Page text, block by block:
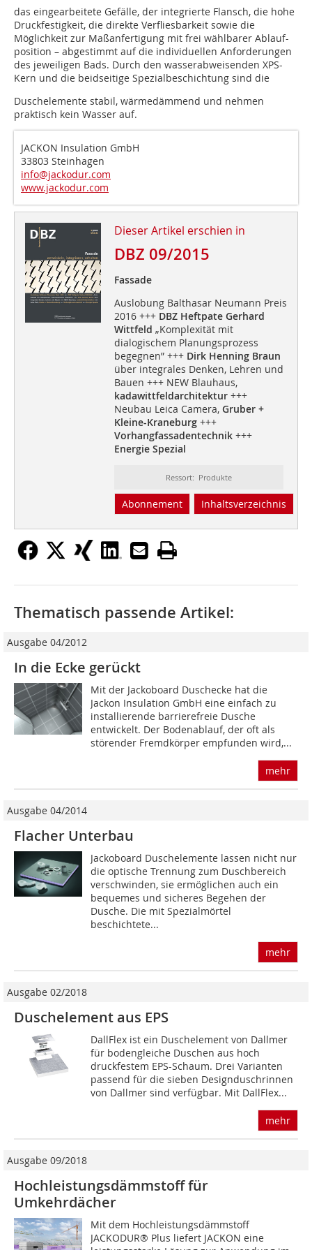
das eingearbeitete Gefälle, der integrierte Flansch, die hohe
Druckfestigkeit, die direkte Verfliesbarkeit sowie die
Möglichkeit zur Maßanfertigung mit frei wählbarer Ablauf-
position – abgestimmt auf die individuellen Anforderungen
des jeweiligen Bads. Durch den wasserabweisenden XPS-
Kern und die beidseitige Spezialbeschichtung sind die
Duschelemente stabil, wärmedämmend und nehmen
praktisch kein Wasser auf.
JACKON Insulation GmbH
33803 Steinhagen
info@jackodur.com
www.jackodur.com
Dieser Artikel erschien in
DBZ 09/2015
Fassade
Auslobung Balthasar Neumann Preis
2016 +++ DBZ Heftpate Gerhard
Wittfeld „Komplexität mit
dialogischem Planungsprozess
begegnen” +++ Dirk Henning Braun
über integrales Denken, Lehren und
Bauen +++ NEW Blauhaus,
kadawittfeldarchitektur+++
Neubau Leica Camera, Gruber +
Kleine-Kraneburg +++
Vorhangfassadentechnik+++
Energie Spezial
Ressort: Produkte
Abonnement Inhaltsverzeichnis
Thematisch passende Artikel:
Ausgabe 04/2012
In die Ecke gerückt
Mit der Jackoboard Duschecke hat die
Jackon Insulation GmbH eine einfach zu
installierende barrierefreie Dusche
entwickelt. Der Bodenablauf, der oft als
störender Fremdkörper empfunden wird,...
mehr
Ausgabe 04/2014
Flacher Unterbau
Jackoboard Duschelemente lassen nicht nur
die optische Trennung zum Duschbereich
verschwinden, sie ermöglichen auch ein
bequemes und sicheres Begehen der
Dusche. Die mit Spezialmörtel
beschichtete...
mehr
Ausgabe 02/2018
Duschelement aus EPS
DallFlex ist ein Duschelement von Dallmer
für bodengleiche Duschen aus hoch
druckfestem EPS-Schaum. Drei Varianten
passend für die sieben Designduschrinnen
von Dallmer sind verfügbar. Mit DallFlex...
mehr
Ausgabe 09/2018
Hochleistungsdämmstoff für
Umkehrdächer
Mit dem Hochleistungsdämmstoff
JACKODUR® Plus liefert JACKON eine